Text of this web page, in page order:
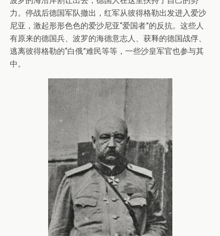
力。停战后德国军队撤出，红军从彼得格勒出发进入爱沙
尼亚，激起形形色色的爱沙尼亚“爱国者”的反抗。这些人
有原来的德国兵、波罗的海德意志人、获释的德国战俘、
逃离彼得格勒的“白俄”难民等等，一些沙皇军官也参与其
中。